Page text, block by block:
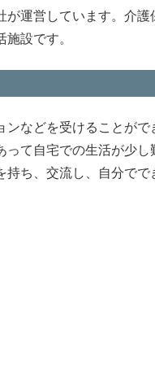
運営しています。介
設です。
などを受けることが
て自宅での生活が少
ち、交流し、自分で